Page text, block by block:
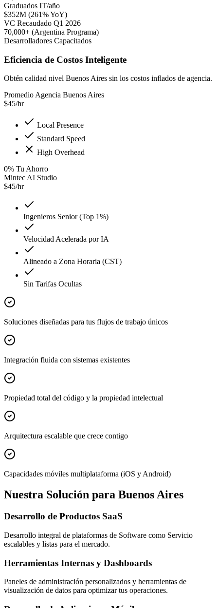
Graduados IT/año
$352M (261% YoY)
VC Recaudado Q1 2026
70,000+ (Argentina Programa)
Desarrolladores Capacitados
Eficiencia de Costos Inteligente
Obtén calidad nivel Buenos Aires sin los costos inflados de agencia.
Promedio Agencia Buenos Aires
$45/hr
Local Presence
Standard Speed
High Overhead
0% Tu Ahorro
Mintec AI Studio
$45/hr
Ingenieros Senior (Top 1%)
Velocidad Acelerada por IA
Alineado a Zona Horaria (CST)
Sin Tarifas Ocultas
Soluciones diseñadas para tus flujos de trabajo únicos
Integración fluida con sistemas existentes
Propiedad total del código y la propiedad intelectual
Arquitectura escalable que crece contigo
Capacidades móviles multiplataforma (iOS y Android)
Nuestra Solución para Buenos Aires
Desarrollo de Productos SaaS
Desarrollo integral de plataformas de Software como Servicio
escalables y listas para el mercado.
Herramientas Internas y Dashboards
Paneles de administración personalizados y herramientas de
visualización de datos para optimizar tus operaciones.